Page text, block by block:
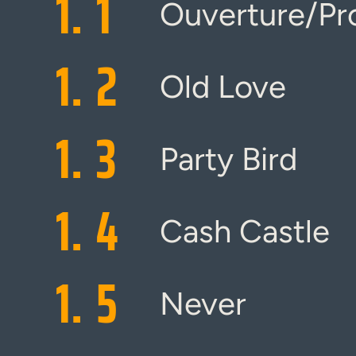
Ouverture/
1. 2 Old Love
1.3 Party Bird
1.4 Cash Castle
1. 5 Never